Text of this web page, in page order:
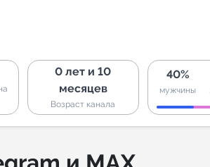
0 лет и 10
месяцев
Возраст канала
40%
мужчины